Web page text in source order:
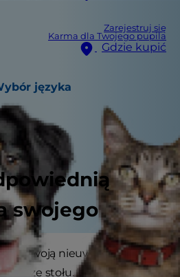
Zarejestruj się
Karma dla Twojego pupila
Gdzie kupić
języka
swojego
Pod Twoją nieuwagę pies
ze stołu. Jeśli Twój